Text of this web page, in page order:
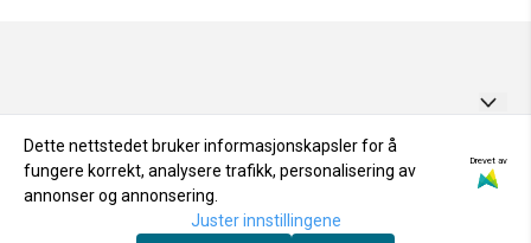
GARNUNIVERSET AS
Odden 1
Personvern
Dette nettstedet bruker informasjonskapsler for å
fungere korrekt, analysere trafikk, personalisering av
annonser og annonsering.
Drevet av
Juster innstillingene